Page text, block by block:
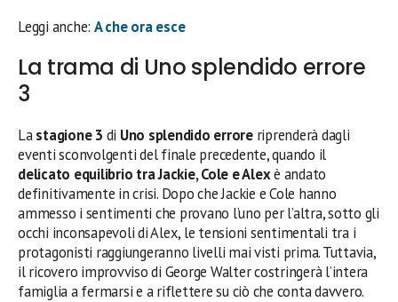
Leggi anche: A che ora esce
La trama di Uno splendido errore
3
Lastagione 3 di Uno splendido erroreriprenderà dagli
eventi sconvolgenti del finale precedente, quando il
delicato equilibrio tra Jackie, Cole e Alexè andato
definitivamente in crisi. Dopo che Jackie e Cole hanno
ammesso i sentimenti che provano l’uno per l’altra, sotto gli
occhi inconsapevoli di Alex, le tensioni sentimentali tra i
protagonisti raggiungeranno livelli mai visti prima. Tuttavia,
il ricovero improvviso di George Walter costringerà l’intera
famiglia a fermarsi e a riflettere su ciò che conta davvero.